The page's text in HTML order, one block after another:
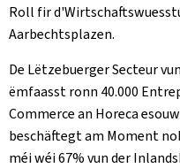
Roll fir
Aarbechtsplazen.
De Lëtzebuerger Secteur
ëmfaasst ronn 40.000
Commerce an Horeca
beschäftegt am Moment
méi wéi 67% vun der